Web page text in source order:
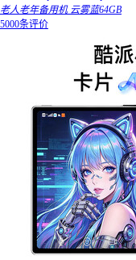
老人老年备用机 云雾蓝64GB
5000条评价